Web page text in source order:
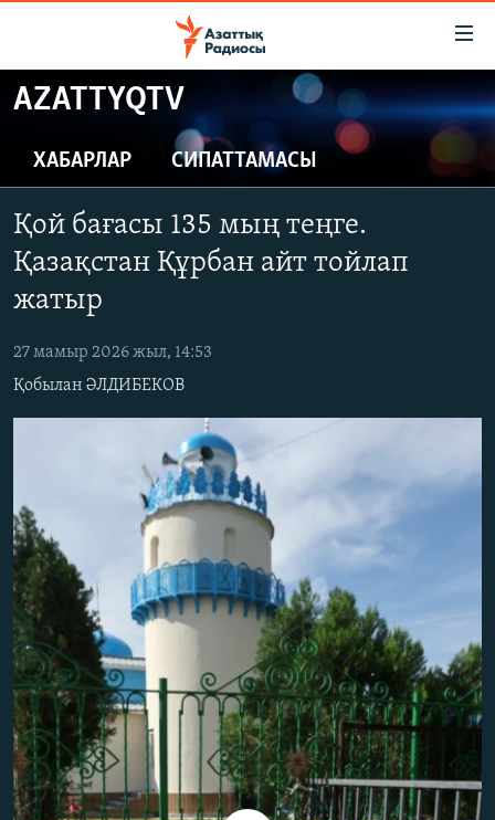
Skip
to
content
to
main
Navigation
Skip
Search
ЖАҢАЛЫҚТАР
САЯСАТ
ҚАҢТАР ОҚИҒАСЫ
АДАМ ҚҰҚЫҚТАРЫ
ӘЛЕУМЕТ
ӘЛЕМ
АРНАЙЫ ЖОБАЛАР
ЖАЗЫЛЫҢЫЗ
Басқа тілдерде
AZATTYQTV
ХАБАРЛАР СИПАТТАМАСЫ
Қой бағасы 135 мың теңге.
Қазақстан Құрбан айт тойлап
жатыр
27 мамыр 2026 жыл, 14:53
Қобылан ӘЛДИБЕКОВ